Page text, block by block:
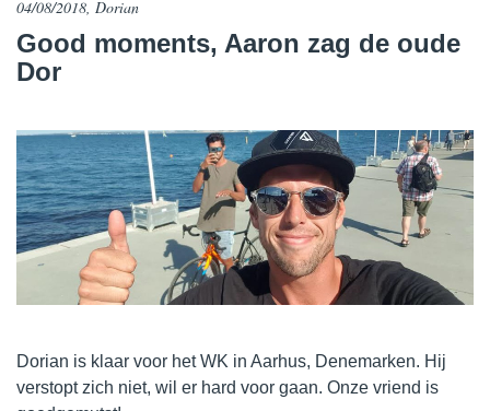
04/08/2018, Dorian
Good moments, Aaron zag de oude
Dor
Dorian is klaar voor het WK in Aarhus, Denemarken. Hij
verstopt zich niet, wil er hard voor gaan. Onze vriend is